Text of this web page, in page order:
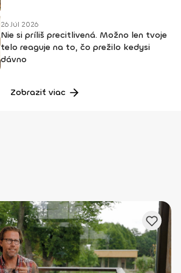
26 Júl 2026
Nie si príliš precitlivená. Možno len tvoje
telo reaguje na to, čo prežilo kedysi
dávno
Zobraziť viac